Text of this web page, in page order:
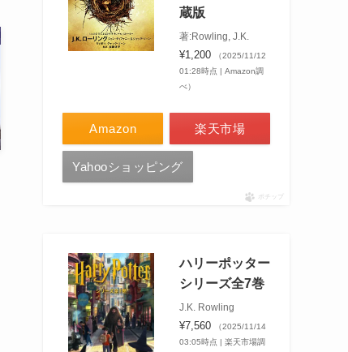
蔵版
著:Rowling, J.K.
¥1,200
（2025/11/12
01:28時点 | Amazon調
べ）
Amazon 楽天市場
Yahooショッピング
ポチップ
ハリーポッター
シリーズ全7巻
J.K. Rowling
¥7,560
（2025/11/14
03:05時点 | 楽天市場調